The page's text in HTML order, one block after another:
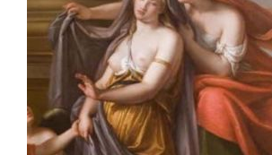
AJOUTER AU PANIER / DÉTAILS